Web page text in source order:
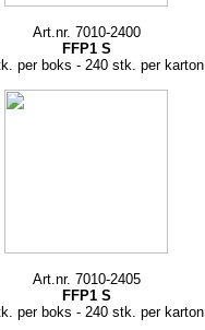
Art.nr. 7010-2400
FFP1 S
per boks - 240 stk. per karton
Art.nr. 7010-2405
FFP1 S
per boks - 240 stk. per karton